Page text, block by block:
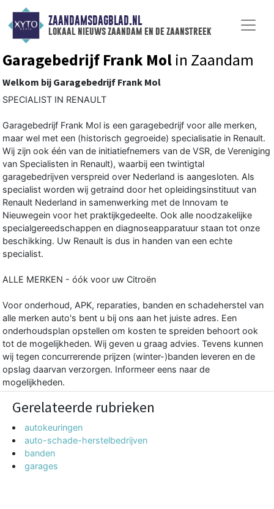
ZAANDAMSDAGBLAD.NL
lokaal nieuws zaandam en de zaanstreek
Garagebedrijf Frank Mol in Zaandam
Welkom bij Garagebedrijf Frank Mol
SPECIALIST IN RENAULT
Garagebedrijf Frank Mol is een garagebedrijf voor alle merken,
maar wel met een (historisch gegroeide) specialisatie in Renault.
Wij zijn ook één van de initiatiefnemers van de VSR, de Vereniging
van Specialisten in Renault), waarbij een twintigtal
garagebedrijven verspreid over Nederland is aangesloten. Als
specialist worden wij getraind door het opleidingsinstituut van
Renault Nederland in samenwerking met de Innovam te
Nieuwegein voor het praktijkgedeelte. Ook alle noodzakelijke
specialgereedschappen en diagnoseapparatuur staan tot onze
beschikking. Uw Renault is dus in handen van een echte
specialist.
ALLE MERKEN - óók voor uw Citroën
Voor onderhoud, APK, reparaties, banden en schadeherstel van
alle merken auto's bent u bij ons aan het juiste adres. Een
onderhoudsplan opstellen om kosten te spreiden behoort ook
tot de mogelijkheden. Wij geven u graag advies. Tevens kunnen
wij tegen concurrerende prijzen (winter-)banden leveren en de
opslag daarvan verzorgen. Informeer eens naar de
mogelijkheden.
Gerelateerde rubrieken
autokeuringen
auto-schade-herstelbedrijven
banden
garages